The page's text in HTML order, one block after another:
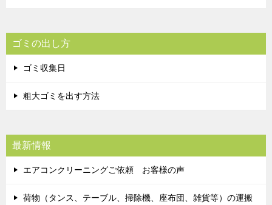
ゴミの出し方
ゴミ収集日
粗大ゴミを出す方法
最新情報
エアコンクリーニングご依頼 お客様の声
荷物（タンス、テーブル、掃除機、座布団、雑貨等）の運搬